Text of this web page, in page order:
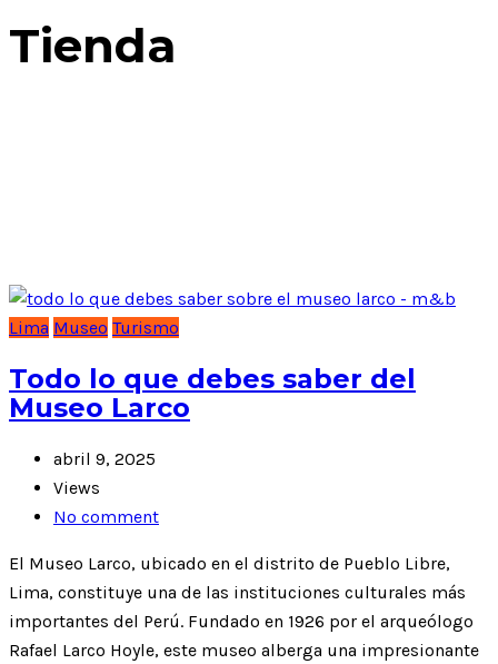
Tienda
Lima Museo Turismo
Todo lo que debes saber del
Museo Larco
abril 9, 2025
Views
No comment
El Museo Larco, ubicado en el distrito de Pueblo Libre,
Lima, constituye una de las instituciones culturales más
importantes del Perú. Fundado en 1926 por el arqueólogo
Rafael Larco Hoyle, este museo alberga una impresionante